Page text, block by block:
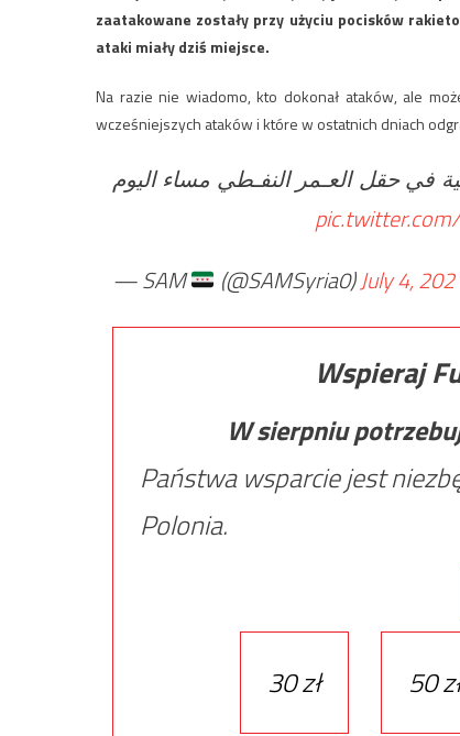
zaatakowane zostały przy użyciu pocisków
ataki miały dziś miejsce.
Na razie nie wiadomo, kto dokonał ataków, ale
wcześniejszych ataków i które w ostatnich dniach
في حقل العـمر النفـطي مساء اليوم
— SAM
(@SAMSyria0)July 4,
Wspieraj
W sierpniu
Państwa wsparcie jest
Polonia.
30 zł 50